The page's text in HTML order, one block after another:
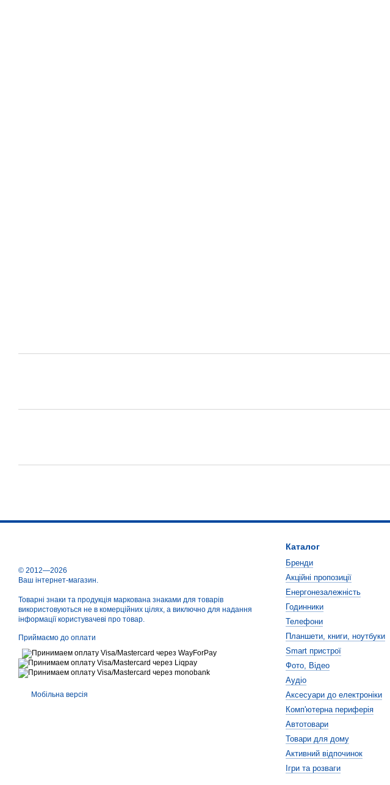
© 2012—2026
Ваш інтернет-магазин.
Товарні знаки та продукція маркована знаками для товарів
використовуються не в комерційних цілях, а виключно для надання
інформації користувачеві про товар.
Приймаємо до оплати
Мобільна версія
Каталог
Бренди
Акційні пропозиції
Енергонезалежність
Годинники
Телефони
Планшети, книги, ноутбуки
Smart пристрої
Фото, Відео
Аудіо
Аксесуари до електроніки
Комп'ютерна периферія
Автотовари
Товари для дому
Активний відпочинок
Ігри та розваги